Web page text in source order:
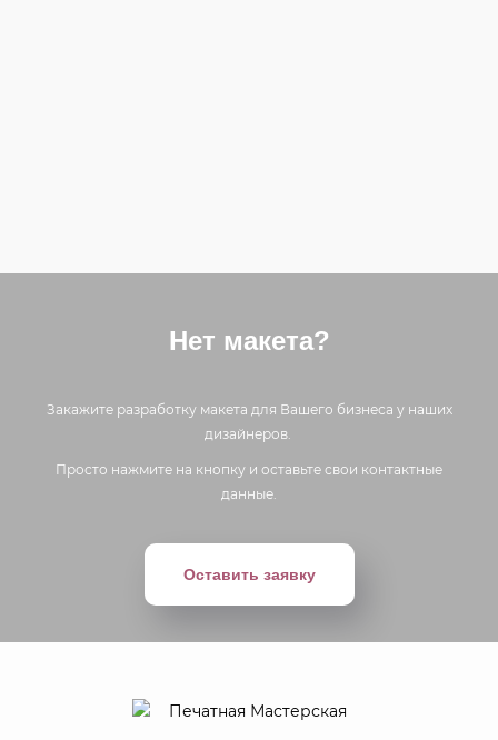
Нет макета?
Закажите разработку макета для Вашего бизнеса у наших
дизайнеров.
Просто нажмите на кнопку и оставьте свои контактные
данные.
Оставить заявку